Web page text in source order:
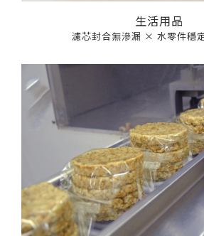
生活用品
濾芯封合無滲漏 × 水零件穩